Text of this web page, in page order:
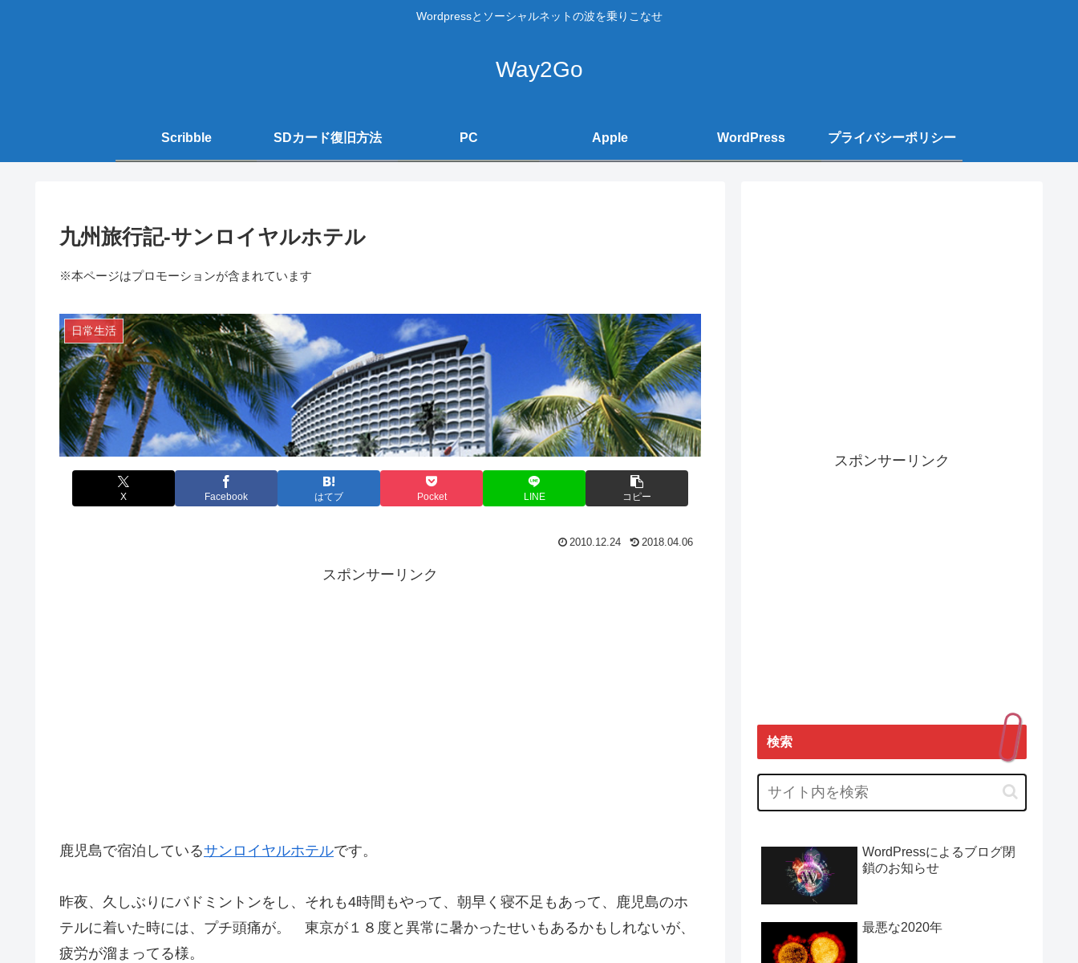
Wordpressとソーシャルネットの波を乗りこなせ
Way2Go
Scribble SDカード復旧方法 PC Apple WordPress プライバシーポリシー
九州旅行記-サンロイヤルホテル
※本ページはプロモーションが含まれています
日常生活
X Facebook はてブ Pocket LINE コピー
2010.12.24 2018.04.06
スポンサーリンク
鹿児島で宿泊しているサンロイヤルホテルです。
昨夜、久しぶりにバドミントンをし、それも4時間もやって、朝早く寝不足もあって、鹿児島のホ
テルに着いた時には、プチ頭痛が。 東京が１８度と異常に暑かったせいもあるかもしれないが、
疲労が溜まってる様。
スポンサーリンク
検索
WordPressによるブログ閉
鎖のお知らせ
最悪な2020年